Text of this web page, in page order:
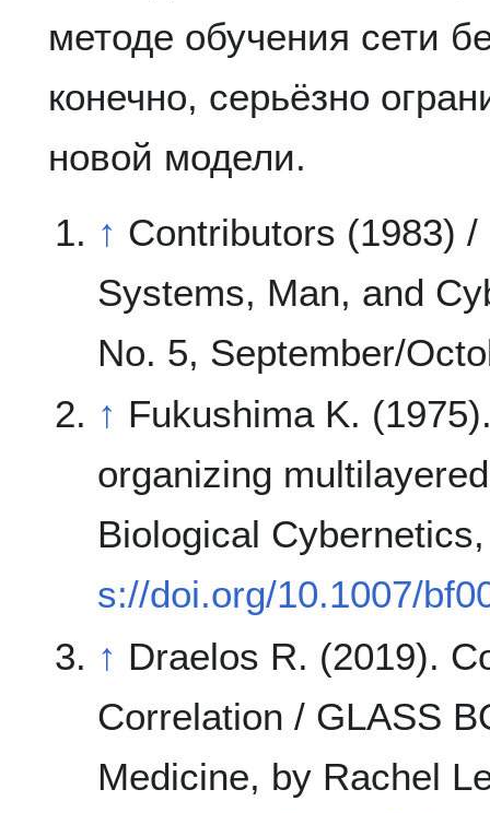
методе обучения сети
конечно, серьёзно
новой модели.
↑ Contributors (1983)
Systems, Man, and
No. 5, September/
↑ Fukushima K.
organizing
Biological
s://doi.org/10.1007/
↑ Draelos R. (2019).
Correlation / GLASS
Medicine, by Rachel